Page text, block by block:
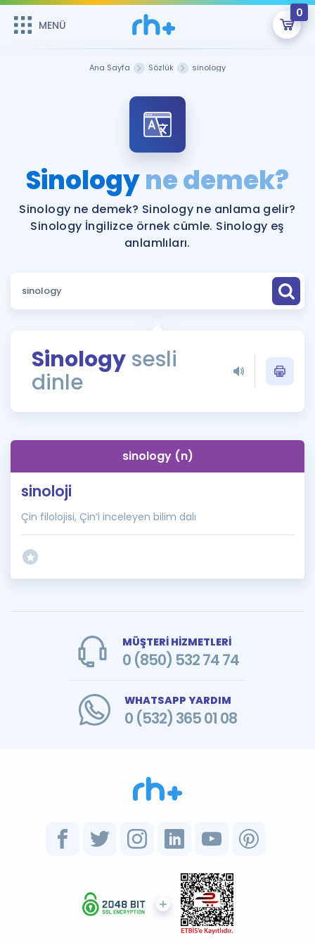
MENÜ
0
Şifremi Hatırlamıyorum
ÜYE DEĞİLİM
Sepetin Şu An Boş.
Remzi Hoca ile seni sınava hazırlayacak onlarca eğitim seni
bekliyor!
MENÜ
Katılımcı Görüşleri
Faydalı Araçlar
Sözlük
Rehberlik Aracı
ÖSYM Sınav Takvimi
İngilizce Gramer
Hakkımızda
Ana Sayfa Sözlük sinology
Sinologyne demek?
Sinology ne demek? Sinology ne anlama gelir?
Sinology İngilizce örnek cümle. Sinology eş
anlamlıları.
Sinology sesli
dinle
sinology (n)
sinoloji
Çin filolojisi, Çin’i inceleyen bilim dalı
MÜŞTERİ HİZMETLERİ
0 (850) 532 74 74
WHATSAPP YARDIM
0 (532) 365 01 08